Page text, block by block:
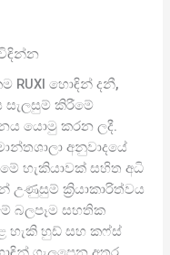
RUXI හොඳින් දනී,
සැලසුම් කිරීමේ
යොමු කරන ලදී.
අනුවාදයේ
හැකියාවක් සහිත අධි
උණුසුම් ක්‍රියාකාරිත්වය
බලපෑම සහතික
හැකි හුඩ් සහ කෆ්ස්